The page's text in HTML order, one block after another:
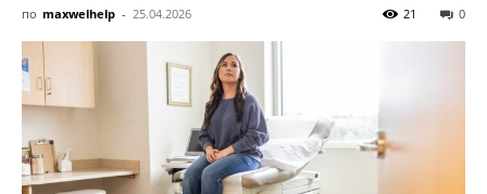
по maxwelhelp - 25.04.2026 0
21